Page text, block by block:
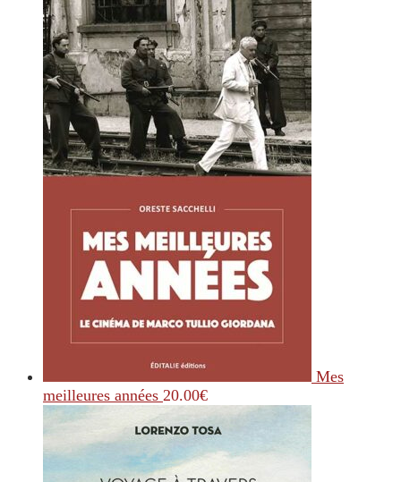
Mes
meilleures années 20.00€